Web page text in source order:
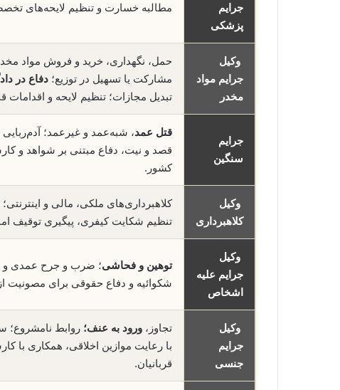
جرایم
پزشکی
مطالبه خسارت و تنظیم لایحه‌های
وکیل
جرایم مواد
مخدر
حمل، نگهداری، خرید و فروش مواد
مشارکت یا تسهیل در توزیع؛ دفاع در
تبدیل مجازات؛ تنظیم لایحه و اقدامات
جرایم
سنگین
قتل عمد، شبه‌عمد و غیرعمد؛
قصد و نیت، دفاع مبتنی بر شواهد و
کشور.
وکیل
کلاهبرداری
کلاهبرداری‌های ملکی، مالی و
تنظیم شکایت کیفری، پیگیری توقیف
وکیل
جرایم علیه
اشخاص
توهین و فحاشی؛ ضرب و جرح عمدی و
شکوائیه و دفاع حقوقی برای
وکیل
جرایم
جنسی
تجاوز، ورود به عنف؛ روابط نامشروع؛
با رعایت موازین اخلاقی، همکاری با
قربانیان.